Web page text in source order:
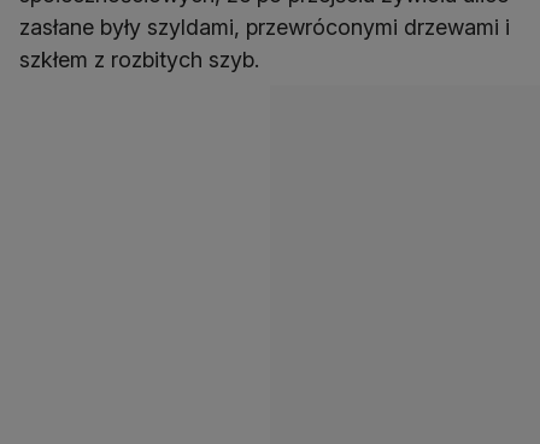
zasłane były szyldami, przewróconymi drzewami i
szkłem z rozbitych szyb.